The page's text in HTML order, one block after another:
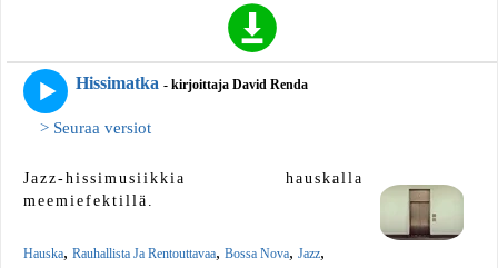
Hissimatka - kirjoittaja David Renda
> Seuraa versiot
Jazz-hissimusiikkia hauskalla
meemiefektillä.
Hauska, Rauhallista Ja Rentouttavaa, Bossa Nova, Jazz,